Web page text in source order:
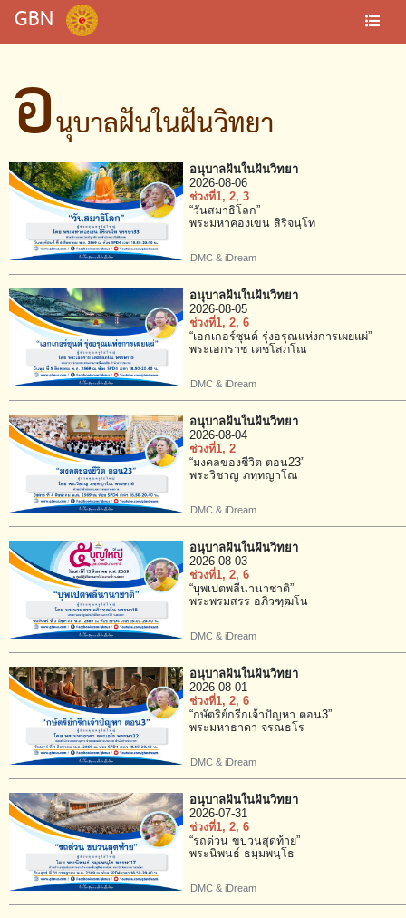
GBN
อนุบาลฝันในฝันวิทยา
อนุบาลฝันในฝันวิทยา
2026-08-06
ช่วงที่1, 2, 3
“วันสมาธิโลก”
พระมหาคองเขน สิริจนฺโท
DMC & iDream
อนุบาลฝันในฝันวิทยา
2026-08-05
ช่วงที่1, 2, 6
“เอกเกอร์ซุนด์ รุ่งอรุณแห่งการเผยแผ่”
พระเอกราช เตชโสภโณ
DMC & iDream
อนุบาลฝันในฝันวิทยา
2026-08-04
ช่วงที่1, 2
“มงคลของชีวิต ตอน23”
พระวิชาญ ภทฺทญาโณ
DMC & iDream
อนุบาลฝันในฝันวิทยา
2026-08-03
ช่วงที่1, 2, 6
“บุพเปตพลีนานาชาติ”
พระพรมสรร อภิวฑฺฒโน
DMC & iDream
อนุบาลฝันในฝันวิทยา
2026-08-01
ช่วงที่1, 2, 6
“กษัตริย์กรีกเจ้าปัญหา ตอน3”
พระมหาธาดา จรณธโร
DMC & iDream
อนุบาลฝันในฝันวิทยา
2026-07-31
ช่วงที่1, 2, 6
“รถด่วน ขบวนสุดท้าย”
พระนิพนธ์ ธมฺมพนฺโธ
DMC & iDream